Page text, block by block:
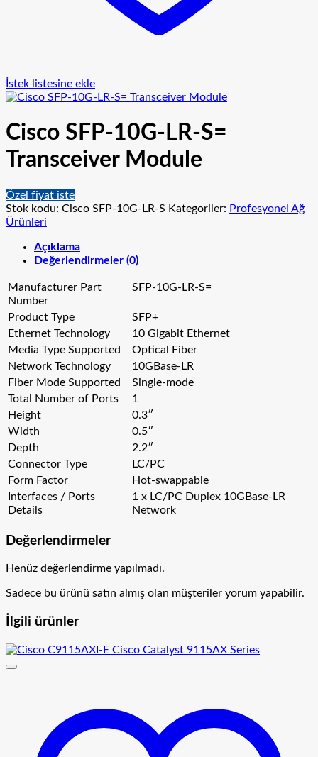
İstek listesine ekle
Cisco SFP-10G-LR-S=
Transceiver Module
Özel fiyat iste
Stok kodu: Cisco SFP-10G-LR-S Kategoriler: Profesyonel Ağ
Ürünleri
Açıklama
Değerlendirmeler (0)
Manufacturer Part
Number
SFP-10G-LR-S=
Product Type
SFP+
Ethernet Technology
10 Gigabit Ethernet
Media Type Supported
Optical Fiber
Network Technology
10GBase-LR
Fiber Mode Supported
Single-mode
Total Number of Ports
1
Height
0.3″
Width
0.5″
Depth
2.2″
Connector Type
LC/PC
Form Factor
Hot-swappable
Interfaces / Ports
Details
1 x LC/PC Duplex 10GBase-LR
Network
Değerlendirmeler
Henüz değerlendirme yapılmadı.
Sadece bu ürünü satın almış olan müşteriler yorum yapabilir.
İlgili ürünler